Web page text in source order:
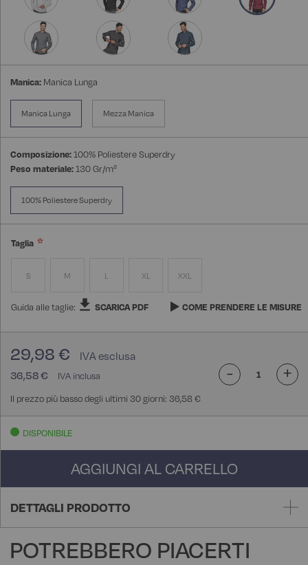
Manica: Manica Lunga
Manica Lunga Mezza Manica
Composizione:100% Poliestere Superdry
Peso materiale:130 Gr/m²
100% Poliestere Superdry
Taglia
S M L XL XXL
Guida alle taglie: SCARICA PDF COME PRENDERE LE MISURE
36,58 €
29,98 €
Il prezzo più basso degli ultimi 30 giorni: 36,58 €
- +
DISPONIBILE
AGGIUNGI AL CARRELLO
DETTAGLI PRODOTTO
POTREBBERO PIACERTI